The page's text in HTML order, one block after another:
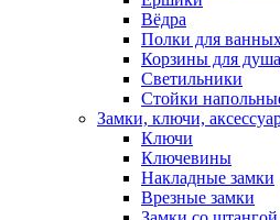
Вёдра
Полки для
Корзины для душа
Светильники
Стойки
Замки, ключи,
Ключи
Ключевины
Накладные замки
Врезные замки